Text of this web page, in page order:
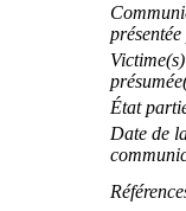
Victime(s)
État
Date de